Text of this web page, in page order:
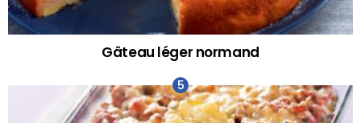
Gâteau léger normand